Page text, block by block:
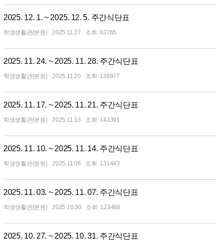
2025. 12. 1. ~ 2025. 12. 5. 주간식단표
학생생활관(분원) 2025.11.27 82765
2025. 11. 24. ~ 2025. 11. 28. 주간식단표
학생생활관(분원) 2025.11.20 138977
2025. 11. 17. ~ 2025. 11. 21. 주간식단표
학생생활관(분원) 2025.11.13 143391
2025. 11. 10. ~ 2025. 11. 14. 주간식단표
학생생활관(분원) 2025.11.06 131443
2025. 11. 03. ~ 2025. 11. 07. 주간식단표
학생생활관(분원) 2025.10.30 123488
2025. 10. 27. ~ 2025. 10. 31. 주간식단표